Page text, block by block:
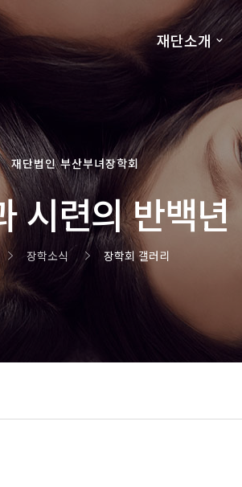
재단소개
재단법인 부산부녀장학회
시련의 반백년
장학소식 장학회 갤러리